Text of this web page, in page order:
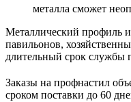
металла сможет
Металлический профиль
павильонов,
длительный срок службы
Заказы на профнастил
сроком поставки до 60